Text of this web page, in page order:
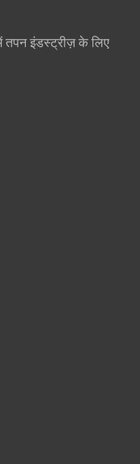
तपन इंडस्ट्रीज़ के लिए